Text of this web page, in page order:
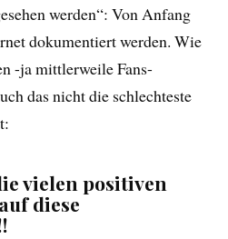
werden“: Von Anfang
dokumentiert werden. Wie
-ja mittlerweile Fans-
das nicht die schlechteste
vielen positiven
diese